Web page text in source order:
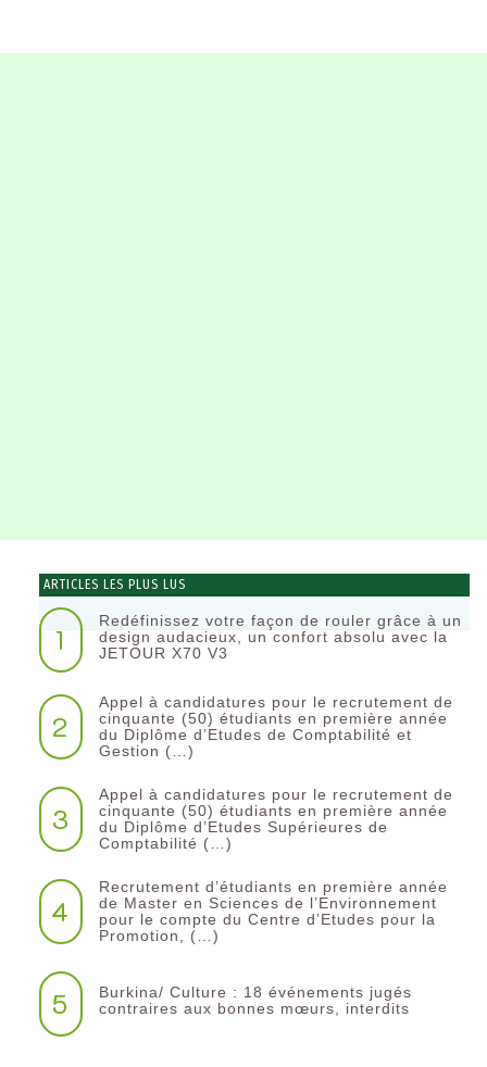
ARTICLES LES PLUS LUS
1
Redéfinissez votre façon de rouler grâce à un
design audacieux, un confort absolu avec la
JETOUR X70 V3
2
Appel à candidatures pour le recrutement de
cinquante (50) étudiants en première année
du Diplôme d’Etudes de Comptabilité et
Gestion (…)
3
Appel à candidatures pour le recrutement de
cinquante (50) étudiants en première année
du Diplôme d’Etudes Supérieures de
Comptabilité (…)
4
Recrutement d’étudiants en première année
de Master en Sciences de l’Environnement
pour le compte du Centre d’Etudes pour la
Promotion, (…)
5
Burkina/ Culture : 18 événements jugés
contraires aux bonnes mœurs, interdits